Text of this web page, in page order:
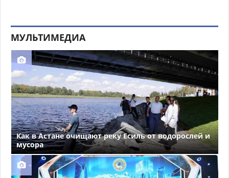
МУЛЬТИМЕДИА
Как в Астане очищают реку Есиль от водорослей и
мусора